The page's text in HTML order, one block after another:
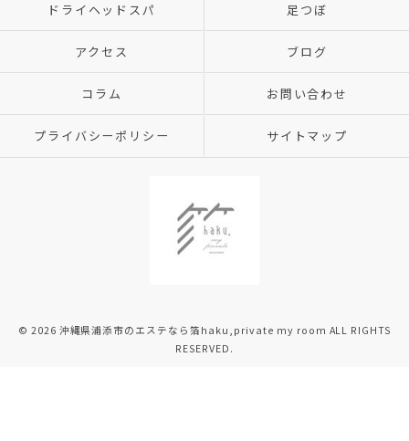
ドライヘッドスパ 足つぼ
アクセス ブログ
コラム お問い合わせ
プライバシーポリシー サイトマップ
© 2026 沖縄県浦添市のエステなら箔haku,private my room ALL RIGHTS
RESERVED.